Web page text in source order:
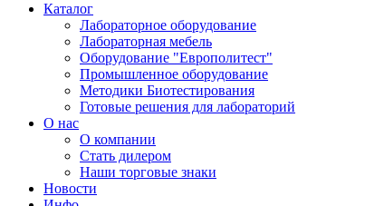
Каталог
Лабораторное оборудование
Лабораторная мебель
Оборудование "Европолитест"
Промышленное оборудование
Методики Биотестирования
Готовые решения для лабораторий
О нас
О компании
Стать дилером
Наши торговые знаки
Новости